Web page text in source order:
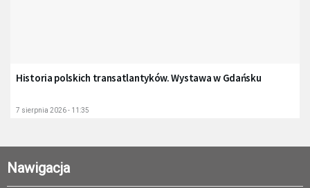
Historia polskich transatlantyków. Wystawa w Gdańsku
7 sierpnia 2026 - 11:35
Nawigacja